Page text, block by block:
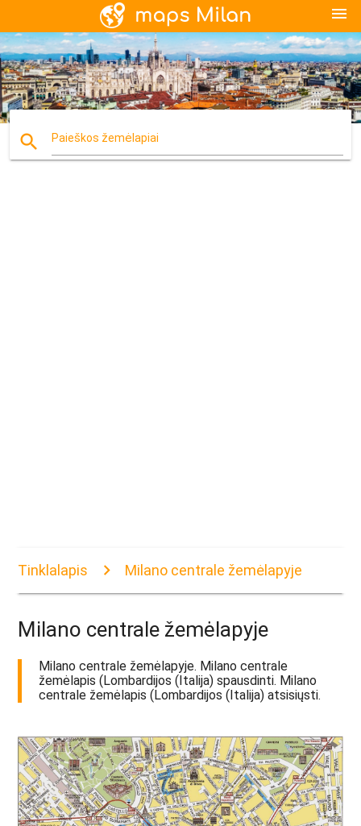
menu
search Paieškos žemėlapiai
Tinklalapis Milano centrale žemėlapyje
Milano centrale žemėlapyje
Milano centrale žemėlapyje. Milano centrale
žemėlapis (Lombardijos (Italija) spausdinti. Milano
centrale žemėlapis (Lombardijos (Italija) atsisiųsti.